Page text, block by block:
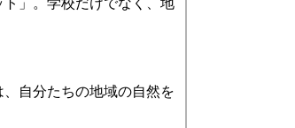
自分たちの地域の自然を